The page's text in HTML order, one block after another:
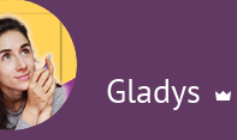
Gladys